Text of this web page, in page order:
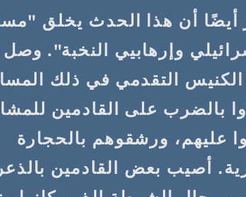
أن هذا الحدث يخلق
التقدمي في ذلك
بالضرب على القادمين
عليهم، ورشقوهم بالحجارة
أصيب بعض القادمين